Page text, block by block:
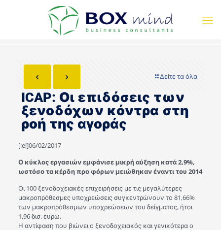
Δείτε τα όλα
ICAP: Οι επιδόσεις των
ξενοδόχων κόντρα στη
ροή της αγοράς
[:el]06/02/2017
Ο κύκλος εργασιών εμφάνισε μικρή αύξηση κατά 2,9%,
ωστόσο τα κέρδη προ φόρων μειώθηκαν έναντι του 2014
Oι 100 ξενοδοχειακές επιχειρήσεις με τις μεγαλύτερες
μακροπρόθεσμες υποχρεώσεις συγκεντρώνουν το 81,66%
των μακροπρόθεσμων υποχρεώσεων του δείγματος, ήτοι
1,96 δισ. ευρώ.
Η αντίφαση που βιώνει ο ξενοδοχειακός και γενικότερα ο